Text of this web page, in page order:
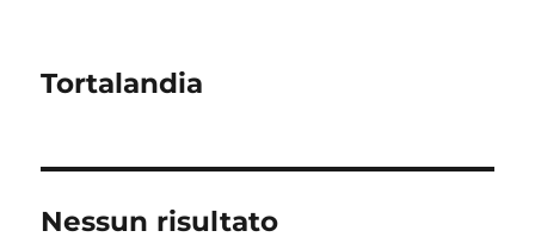
Tortalandia
Nessun risultato